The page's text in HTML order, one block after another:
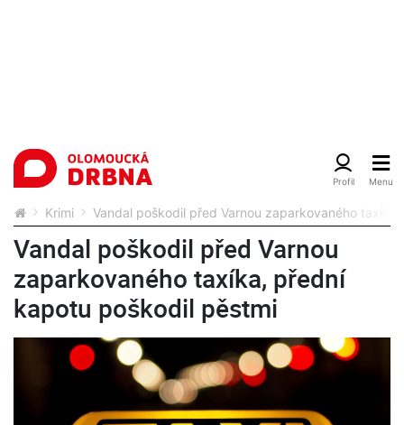
Krimi Vandal poškodil před Varnou zaparkovaného
Vandal poškodil před Varnou
zaparkovaného taxíka, přední
kapotu poškodil pěstmi